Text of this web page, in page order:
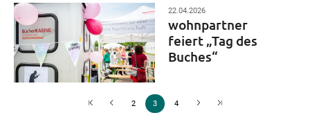
22.04.2026
wohnpartner
feiert „Tag des
Buches“
2 3 4